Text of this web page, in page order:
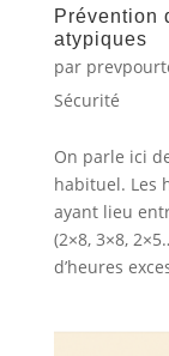
Prévention
atypiques
par
Sécurité
On parle ici
habituel. Les
ayant lieu
(2×8, 3×8,
d’heures